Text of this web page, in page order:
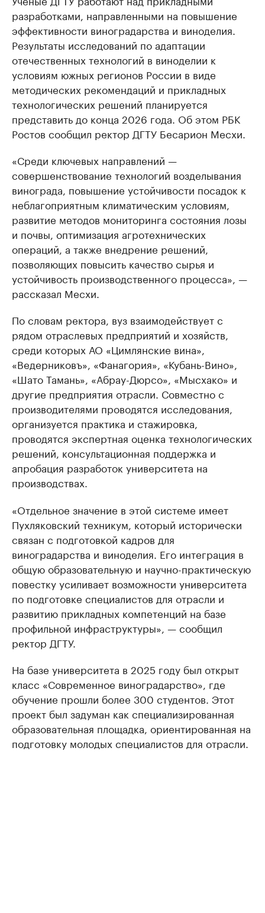
разработками, направленными на повышение
эффективности виноградарства и виноделия.
Результаты исследований по адаптации
отечественных технологий в виноделии к
условиям южных регионов России в виде
методических рекомендаций и прикладных
технологических решений планируется
представить до конца 2026 года. Об этом РБК
Ростов сообщил ректор ДГТУ Бесарион Месхи.
«Среди ключевых направлений —
совершенствование технологий возделывания
винограда, повышение устойчивости посадок к
неблагоприятным климатическим условиям,
развитие методов мониторинга состояния лозы
и почвы, оптимизация агротехнических
операций, а также внедрение решений,
позволяющих повысить качество сырья и
устойчивость производственного процесса», —
рассказал Месхи.
По словам ректора, вуз взаимодействует с
рядом отраслевых предприятий и хозяйств,
среди которых АО «Цимлянские вина»,
«Ведерниковъ», «Фанагория», «Кубань-Вино»,
«Шато Тамань», «Абрау-Дюрсо», «Мысхако» и
другие предприятия отрасли. Совместно с
производителями проводятся исследования,
организуется практика и стажировка,
проводятся экспертная оценка технологических
решений, консультационная поддержка и
апробация разработок университета на
производствах.
«Отдельное значение в этой системе имеет
Пухляковский техникум, который исторически
связан с подготовкой кадров для
виноградарства и виноделия. Его интеграция в
общую образовательную и научно-практическую
повестку усиливает возможности университета
по подготовке специалистов для отрасли и
развитию прикладных компетенций на базе
профильной инфраструктуры», — сообщил
ректор ДГТУ.
На базе университета в 2025 году был открыт
класс «Современное виноградарство», где
обучение прошли более 300 студентов. Этот
проект был задуман как специализированная
образовательная площадка, ориентированная на
подготовку молодых специалистов для отрасли.